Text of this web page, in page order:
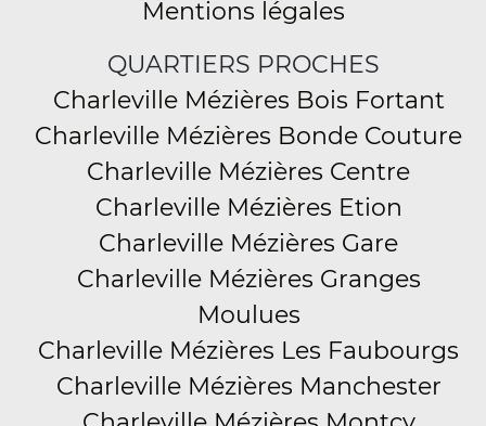
Mentions légales
QUARTIERS PROCHES
Charleville Mézières Bois Fortant
Charleville Mézières Bonde Couture
Charleville Mézières Centre
Charleville Mézières Etion
Charleville Mézières Gare
Charleville Mézières Granges
Moulues
Charleville Mézières Les Faubourgs
Charleville Mézières Manchester